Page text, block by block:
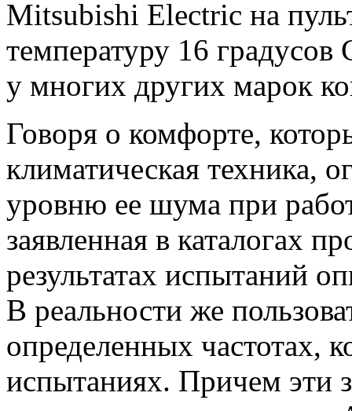
Mitsubishi Electric на
температуру 16
у многих других марок
Говоря о комфорте,
климатическая техника,
уровню ее шума при
заявленная в каталогах
результатах испытаний
В реальности же
определенных частотах,
испытаниях. Причем эти